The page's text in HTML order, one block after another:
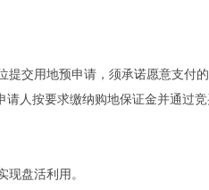
交用地预申请，须承诺愿意支付
人按要求缴纳购地保证金并通过
盘活利用。